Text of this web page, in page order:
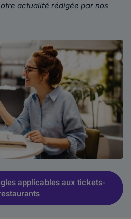
actualité rédigée par nos
applicables aux tickets-